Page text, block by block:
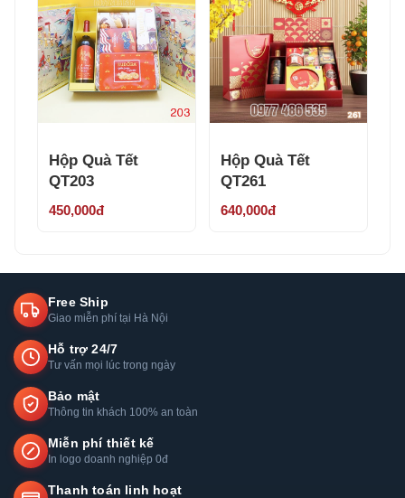
Hộp Quà Tết
QT203
450,000đ
Hộp Quà Tết
QT261
640,000đ
Free Ship
Giao miễn phí tại Hà Nội
Hỗ trợ 24/7
Tư vấn mọi lúc trong ngày
Bảo mật
Thông tin khách 100% an toàn
Miễn phí thiết kế
In logo doanh nghiệp 0đ
Thanh toán linh hoạt